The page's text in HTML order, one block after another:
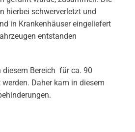
hierbei schwerverletzt und
in Krankenhäuser eingeliefert
entstanden
Bereich für ca. 90
Daher kam in diesem